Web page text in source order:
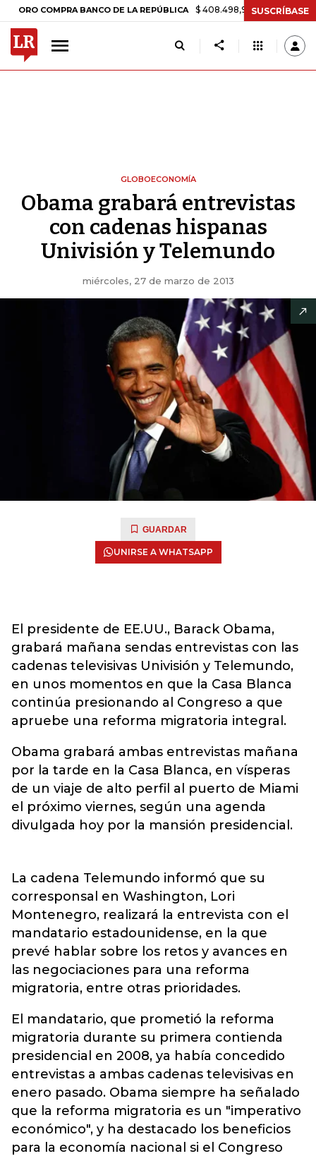
COMPRA BANCO DE LA REPÚBLICA $ 408.498,97 +$ 8.753,81 +2,19%
SUSCRÍBASE
GLOBOECONOMÍA
Obama grabará entrevistas
con cadenas hispanas
Univisión y Telemundo
miércoles, 27 de marzo de 2013
GUARDAR
UNIRSE A WHATSAPP
El presidente de EE.UU., Barack Obama,
grabará mañana sendas entrevistas con las
cadenas televisivas Univisión y Telemundo,
en unos momentos en que la Casa Blanca
continúa presionando al Congreso a que
apruebe una reforma migratoria integral.
Obama grabará ambas entrevistas mañana
por la tarde en la Casa Blanca, en vísperas
de un viaje de alto perfil al puerto de Miami
el próximo viernes, según una agenda
divulgada hoy por la mansión presidencial.
La cadena Telemundo informó que su
corresponsal en Washington, Lori
Montenegro, realizará la entrevista con el
mandatario estadounidense, en la que
prevé hablar sobre los retos y avances en
las negociaciones para una reforma
migratoria, entre otras prioridades.
El mandatario, que prometió la reforma
migratoria durante su primera contienda
presidencial en 2008, ya había concedido
entrevistas a ambas cadenas televisivas en
enero pasado. Obama siempre ha señalado
que la reforma migratoria es un "imperativo
económico", y ha destacado los beneficios
para la economía nacional si el Congreso